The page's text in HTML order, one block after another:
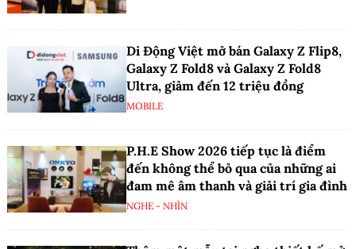
Lên nhạc chuẩn mood cùng Alpha
Works tại P.H.E Show 2026
ĐIỆN TỬ TIÊU DÙNG
PGI giới thiệu hệ sinh thái mới cho
ngành AV thông minh